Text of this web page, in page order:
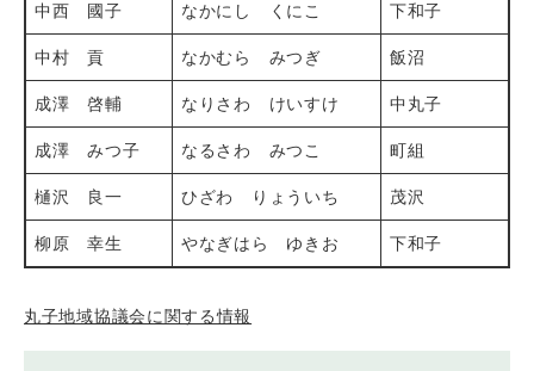
中西 國子 なかにし くにこ 下和子
中村 貢 なかむら みつぎ 飯沼
成澤 啓輔 なりさわ けいすけ 中丸子
成澤 みつ子 なるさわ みつこ 町組
樋沢 良一 ひざわ りょういち 茂沢
柳原 幸生 やなぎはら ゆきお 下和子
丸子地域協議会に関する情報